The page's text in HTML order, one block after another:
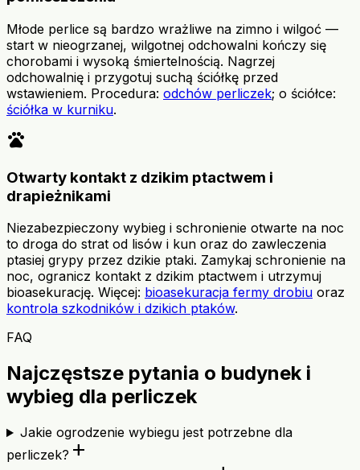
Młode perlice są bardzo wrażliwe na zimno i wilgoć —
start w nieogrzanej, wilgotnej odchowalni kończy się
chorobami i wysoką śmiertelnością. Nagrzej
odchowalnię i przygotuj suchą ściółkę przed
wstawieniem. Procedura: odchów perliczek; o ściółce:
ściółka w kurniku.
pets
Otwarty kontakt z dzikim ptactwem i
drapieżnikami
Niezabezpieczony wybieg i schronienie otwarte na noc
to droga do strat od lisów i kun oraz do zawleczenia
ptasiej grypy przez dzikie ptaki. Zamykaj schronienie na
noc, ogranicz kontakt z dzikim ptactwem i utrzymuj
bioasekurację. Więcej: bioasekuracja fermy drobiu oraz
kontrola szkodników i dzikich ptaków.
FAQ
Najczęstsze pytania o budynek i
wybieg dla perliczek
Jakie ogrodzenie wybiegu jest potrzebne dla
perliczek? add